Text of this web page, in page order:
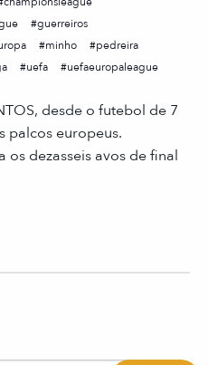
guerreiros
minho
pedreira
uefa uefaeuropaleague
desde o futebol de 7
palcos europeus.
dezasseis avos de final